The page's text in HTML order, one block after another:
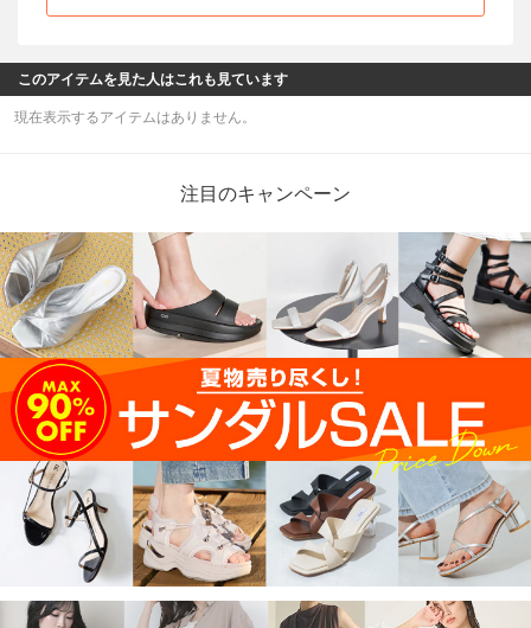
このアイテムを見た人はこれも見ています
現在表示するアイテムはありません。
注目のキャンペーン